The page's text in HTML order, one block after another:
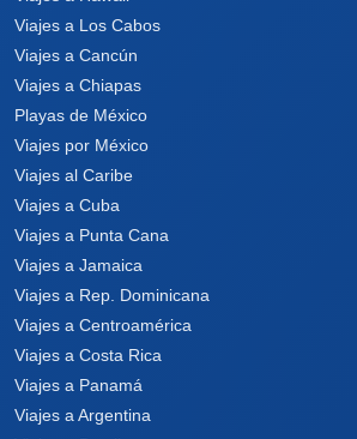
Viajes a Los Cabos
Viajes a Cancún
Viajes a Chiapas
Playas de México
Viajes por México
Viajes al Caribe
Viajes a Cuba
Viajes a Punta Cana
Viajes a Jamaica
Viajes a Rep. Dominicana
Viajes a Centroamérica
Viajes a Costa Rica
Viajes a Panamá
Viajes a Argentina